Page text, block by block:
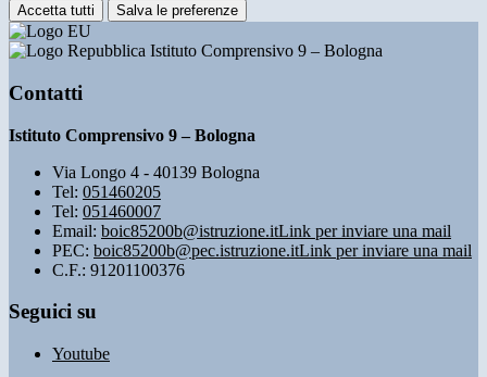
Accetta tutti Salva le preferenze
Istituto Comprensivo 9 – Bologna
Contatti
Istituto Comprensivo 9 – Bologna
Via Longo 4 - 40139 Bologna
Tel: 051460205
Tel: 051460007
Email: boic85200b@istruzione.itLink per inviare una mail
PEC: boic85200b@pec.istruzione.itLink per inviare una mail
C.F.: 91201100376
Seguici su
Youtube